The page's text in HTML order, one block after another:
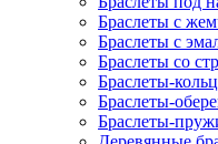
Браслеты с
Браслеты с
Браслеты со
Браслеты-
Браслеты-
Браслеты-